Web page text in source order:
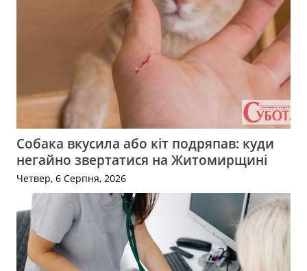
Собака вкусила або кіт подряпав: куди
негайно звертатися на Житомирщині
Четвер, 6 Серпня, 2026